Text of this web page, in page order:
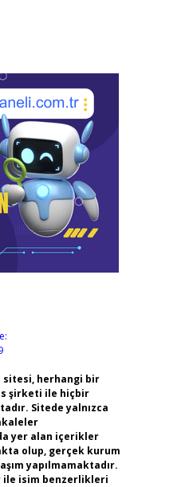
sitesi, herhangi bir
şirketi ile hiçbir
Sitede yalnızca
yer alan içerikler
olup, gerçek kurum
yapılmamaktadır.
ile isim benzerlikleri